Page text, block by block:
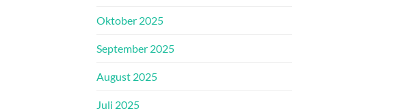
Oktober 2025
September 2025
August 2025
Juli 2025